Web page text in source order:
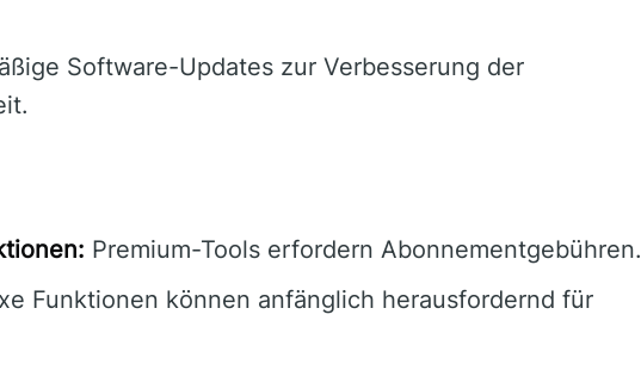
Software-Updates zur Verbesserung der
Premium-Tools erfordern Abonnementgebühren.
Funktionen können anfänglich herausfordernd für